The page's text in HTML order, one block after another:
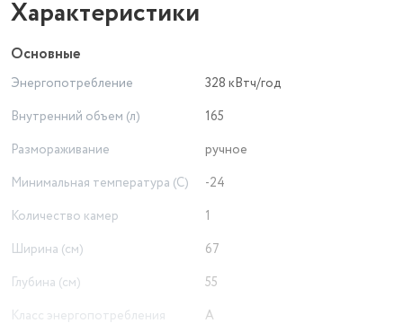
Характеристики
Основные
Энергопотребление
328 кВтч/год
Внутренний объем (л)
165
Размораживание
ручное
Минимальная температура (С)
-24
Количество камер
1
Ширина (см)
67
Глубина (см)
55
Класс энергопотребления
A